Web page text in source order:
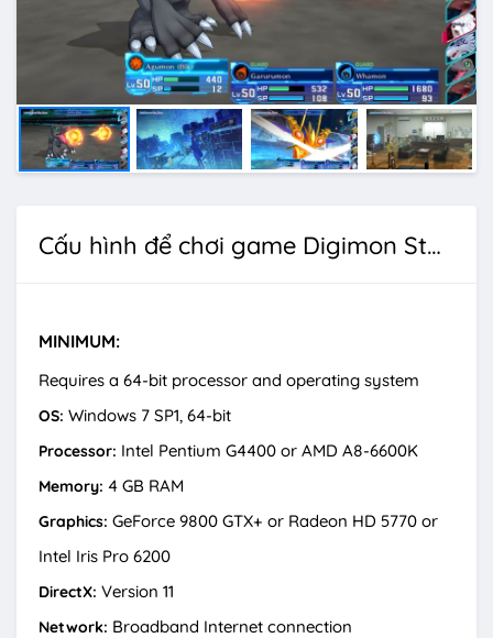
Cấu hình để chơi game Digimon Story Cyber Sleuth: Complete Edition
MINIMUM:
Requires a 64-bit processor and operating system
OS: Windows 7 SP1, 64-bit
Processor: Intel Pentium G4400 or AMD A8-6600K
Memory: 4 GB RAM
Graphics: GeForce 9800 GTX+ or Radeon HD 5770 or
Intel Iris Pro 6200
DirectX: Version 11
Network: Broadband Internet connection